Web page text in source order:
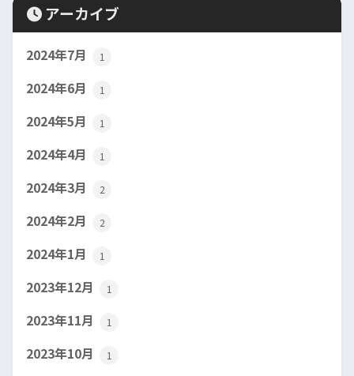
アーカイブ
2024年7月 1
2024年6月 1
2024年5月 1
2024年4月 1
2024年3月 2
2024年2月 2
2024年1月 1
2023年12月 1
2023年11月 1
2023年10月 1